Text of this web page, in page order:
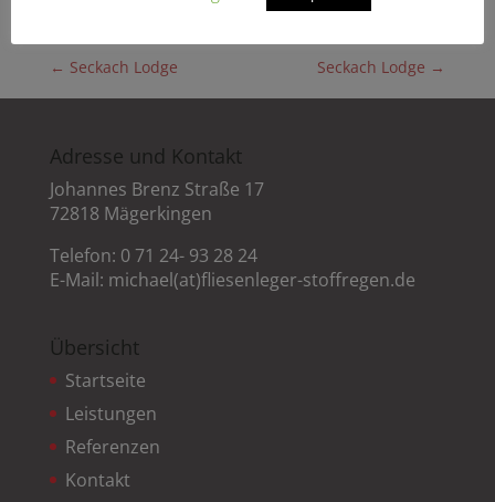
← Seckach Lodge Seckach Lodge →
Adresse und Kontakt
Johannes Brenz Straße 17
72818 Mägerkingen
Telefon: 0 71 24- 93 28 24
E-Mail: michael(at)fliesenleger-stoffregen.de
Übersicht
Startseite
Leistungen
Referenzen
Kontakt